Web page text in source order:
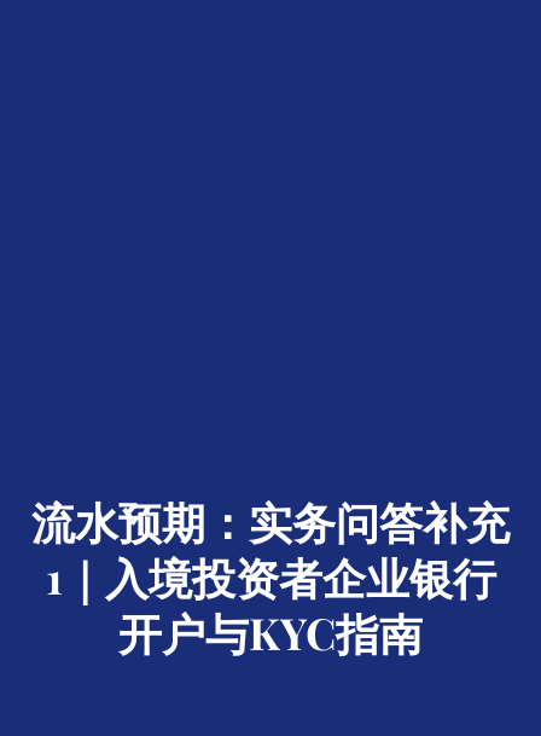
流水预期：实务问答补充
1｜入境投资者企业银行
开户与KYC指南